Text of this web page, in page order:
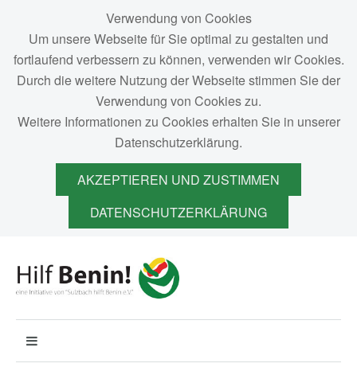
Verwendung von Cookies
Um unsere Webseite für Sie optimal zu gestalten und
fortlaufend verbessern zu können, verwenden wir Cookies.
Durch die weitere Nutzung der Webseite stimmen Sie der
Verwendung von Cookies zu.
Weitere Informationen zu Cookies erhalten Sie in unserer
Datenschutzerklärung.
AKZEPTIEREN UND ZUSTIMMEN
DATENSCHUTZERKLÄRUNG